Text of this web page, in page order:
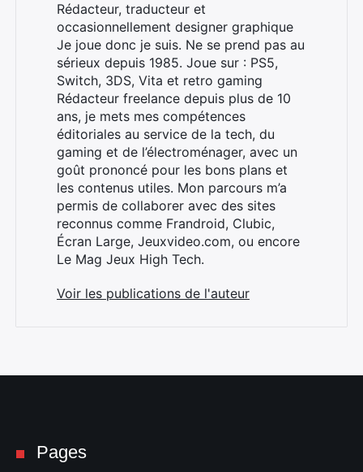
Rédacteur, traducteur et
occasionnellement designer graphique
Je joue donc je suis. Ne se prend pas au
sérieux depuis 1985. Joue sur : PS5,
Switch, 3DS, Vita et retro gaming
Rédacteur freelance depuis plus de 10
ans, je mets mes compétences
éditoriales au service de la tech, du
gaming et de l’électroménager, avec un
goût prononcé pour les bons plans et
les contenus utiles. Mon parcours m’a
permis de collaborer avec des sites
reconnus comme Frandroid, Clubic,
Écran Large, Jeuxvideo.com, ou encore
Le Mag Jeux High Tech.
Voir les publications de l'auteur
Pages